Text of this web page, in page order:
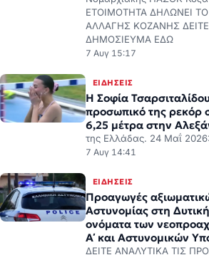
7 Αυγ 15:17
ΕΙΔΉΣΕΙΣ
Η Σοφία
6,25 μέτρα στην
της Ελλάδας. 24 Μαΐ 2026:
7 Αυγ 14:41
ΕΙΔΉΣΕΙΣ
Προαγωγές
ονόματα των
Α΄ και Αστυνομικών
ΔΕΙΤΕ ΑΝΑΛΥΤΙΚΑ ΤΙΣ
7 Αυγ 14:30
ΕΙΔΉΣΕΙΣ